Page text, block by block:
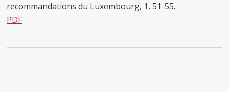
recommandations du Luxembourg, 1, 51-55.
PDF